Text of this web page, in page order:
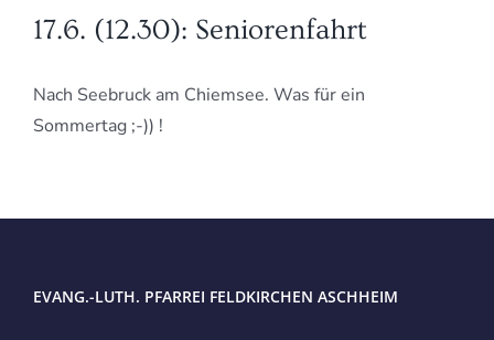
17.6. (12.30): Seniorenfahrt
Nach Seebruck am Chiemsee. Was für ein
Sommertag ;-)) !
EVANG.-LUTH. PFARREI FELDKIRCHEN ASCHHEIM